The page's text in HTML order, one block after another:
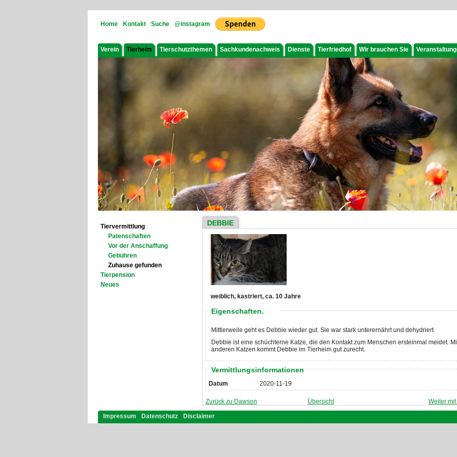
Home Kontakt Suche @instagram
Verein Tierheim Tierschutzthemen Sachkundenachweis Dienste Tierfriedhof Wir brauchen Sie
Tiervermittlung
Patenschaften
Vor der Anschaffung
Gebühren
Zuhause gefunden
Tierpension
Neues
DEBBIE
weiblich, kastriert, ca. 10 Jahre
Eigenschaften.
Mittlerweile geht es Debbie wieder gut. Sie war stark unterernährt und dehydriert.
Debbie ist eine schüchterne Katze, die den Kontakt zum Menschen ersteinmal meidet.
anderen Katzen kommt Debbie im Tierheim gut zurecht.
Vermittlungsinformationen
Datum 2020-11-19
Zurück zu Dawson Übersicht Weiter
Impressum Datenschutz Disclaimer